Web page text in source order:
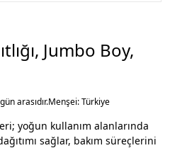
Jumbo Boy,
arasıdır.Menşei: Türkiye
yoğun kullanım alanlarında
sağlar, bakım süreçlerini